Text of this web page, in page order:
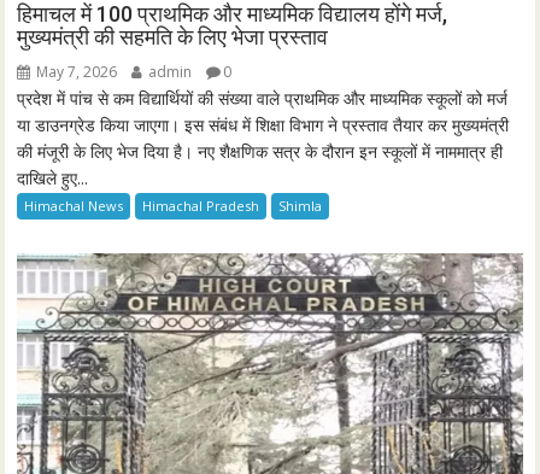
हिमाचल में 100 प्राथमिक और माध्यमिक विद्यालय होंगे मर्ज,
मुख्यमंत्री की सहमति के लिए भेजा प्रस्ताव
May 7, 2026 admin 0
प्रदेश में पांच से कम विद्यार्थियों की संख्या वाले प्राथमिक और माध्यमिक स्कूलों को मर्ज
या डाउनग्रेड किया जाएगा। इस संबंध में शिक्षा विभाग ने प्रस्ताव तैयार कर मुख्यमंत्री
की मंजूरी के लिए भेज दिया है। नए शैक्षणिक सत्र के दौरान इन स्कूलों में नाममात्र ही
दाखिले हुए...
Himachal News Himachal Pradesh Shimla